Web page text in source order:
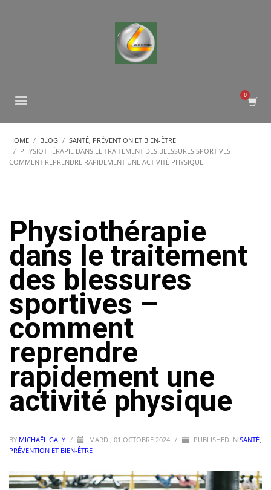
HOME BLOG
SANTÉ, PRÉVENTION ET BIEN-ÊTRE
PHYSIOTHÉRAPIE DANS LE TRAITEMENT DES BLESSURES SPORTIVES –
COMMENT REPRENDRE RAPIDEMENT UNE ACTIVITÉ PHYSIQUE
Physiothérapie
dans le traitement
des blessures
sportives –
comment
reprendre
rapidement une
activité physique
BY MICHAËL GALY / MARDI, 01 OCTOBRE 2024 / PUBLISHED IN SANTÉ,
PRÉVENTION ET BIEN-ÊTRE